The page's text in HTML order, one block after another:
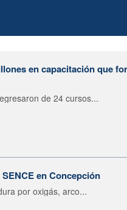
en capacitación que
de 24 cursos...
en Concepción
por oxigás, arco...